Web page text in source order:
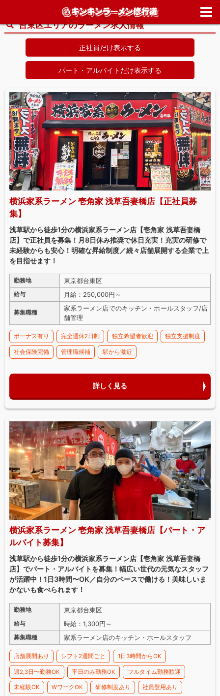
求人情報>東京都>台東区
台東区エリアのラーメン求人情報
正社員だけ表示する
パート・アルバイトだけ表示する
横浜家系ラーメン 壱角家 浅草吾妻橋店【正社員募
集】
浅草駅から徒歩1分の横浜家系ラーメン店【壱角家 浅草吾妻橋
店】で正社員を募集！月8日休み推奨で休日充実！充実の研修で
未経験からも安心！明確な昇給制度／続々店舗展開する企業で上
を目指せます！
勤務地 東京都台東区
給与 月給：250,000円～
募集職種
家系ラーメン店でのキッチン・ホールスタッフ/店
舗管理
ボーナス有り 完全週休2日制 独立希望者歓迎 独立支援制度
社会保険完備 管理職候補 駅から激近
詳しく見る
横浜家系ラーメン 壱角家 浅草吾妻橋店【パート・ア
ルバイト募集】
浅草駅から徒歩1分の横浜家系ラーメン店【壱角家 浅草吾妻橋
店】でパート・アルバイトを募集！幅広い世代の元気なスタッフ
が活躍中！1日3時間〜OK／自分のペースで働ける！美味しいま
かないも食べられます！
勤務地 東京都台東区
給与 時給：1,300円～
募集職種 家系ラーメン店のキッチン・ホールスタッフ
店舗展開あり シフト2週間ごと 1日3時間からOK
週2,3日〜勤務OK 平日のみ勤務OK フルタイム勤務歓迎
未経験OK WワークOK 研修制度あり 社員登用あり